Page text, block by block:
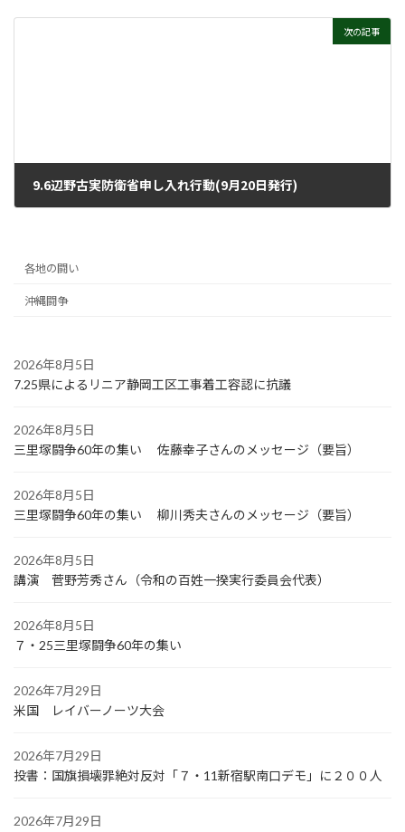
次の記事
9.6辺野古実防衛省申し入れ行動(9月20日発行)
各地の闘い
沖縄闘争
2026年8月5日
7.25県によるリニア静岡工区工事着工容認に抗議
2026年8月5日
三里塚闘争60年の集い 佐藤幸子さんのメッセージ（要旨）
2026年8月5日
三里塚闘争60年の集い 柳川秀夫さんのメッセージ（要旨）
2026年8月5日
講演 菅野芳秀さん（令和の百姓一揆実行委員会代表）
2026年8月5日
７・25三里塚闘争60年の集い
2026年7月29日
米国 レイバーノーツ大会
2026年7月29日
投書：国旗損壊罪絶対反対「７・11新宿駅南口デモ」に２００人
2026年7月29日